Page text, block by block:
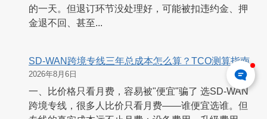
的一天。但退订环节没处理好，可能被扣违约金、押
金退不回、甚至...
SD-WAN跨境专线三年总成本怎么算？TCO测算指南
2026年8月6日
一、比价格只看月费，容易被"便宜"骗了 选SD-WAN
跨境专线，很多人比价只看月费——谁便宜选谁。但